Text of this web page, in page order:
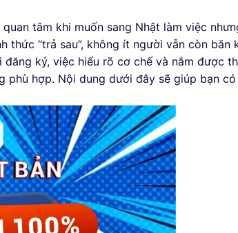
tâm khi muốn sang Nhật làm việc
thức “trả sau”, không ít người vẫn còn băn
ký, việc hiểu rõ cơ chế và nắm được
phù hợp. Nội dung dưới đây sẽ giúp bạn